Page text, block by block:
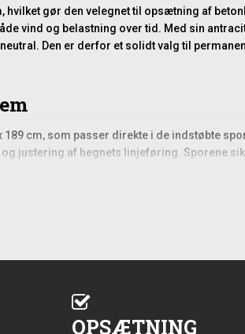
hvilket gør den velegnet til opsætning af
vind og belastning over tid. Med sin
Den er derfor et solidt valg til
cm, som passer direkte i de indstøbte
justering af hegnets linjeføring. Sporene
fx med grus eller tørbeton omkring
stolpeplaceringerne på forhånd, især hvis
OPSÆTNING